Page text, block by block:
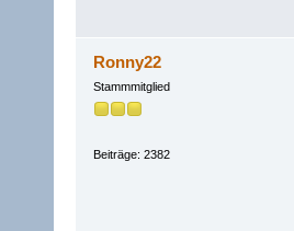
Ronny22
Stammmitglied
Beiträge: 2382